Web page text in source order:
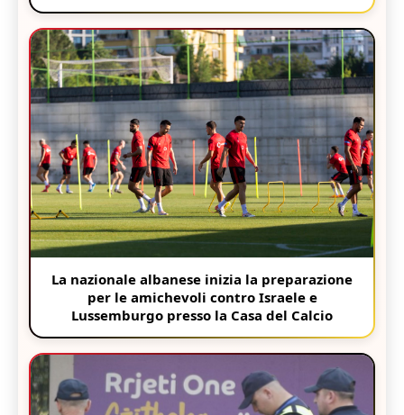
La nazionale albanese inizia la preparazione
per le amichevoli contro Israele e
Lussemburgo presso la Casa del Calcio